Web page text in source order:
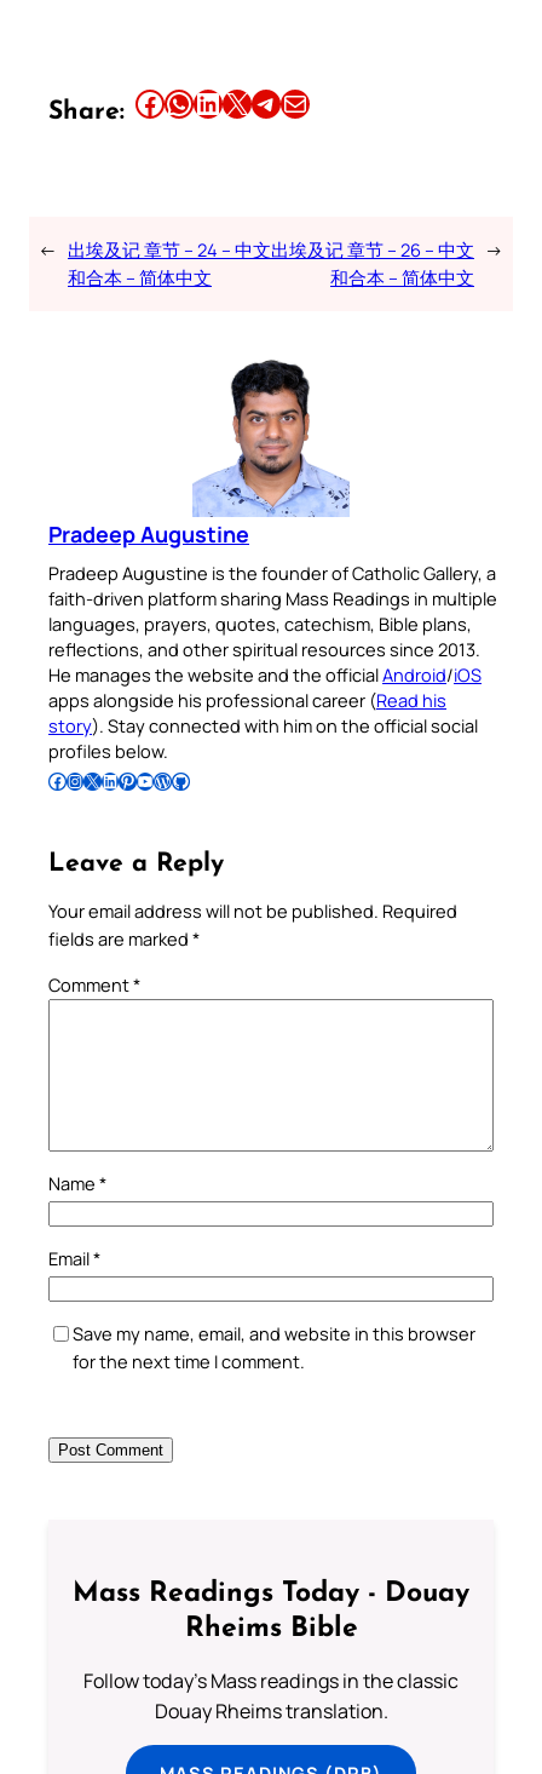
Share: Share this article on Facebook Share this article on WhatsApp Share this article on LinkedIn Share this article on X Share this article on TelegramEmail this Article
← 出埃及记 章节 – 24 – 中文
和合本 – 简体中文
出埃及记 章节 – 26 – 中文
和合本 – 简体中文
→
Pradeep Augustine
Pradeep Augustine is the founder of Catholic Gallery, a
faith-driven platform sharing Mass Readings in multiple
languages, prayers, quotes, catechism, Bible plans,
reflections, and other spiritual resources since 2013.
He manages the website and the officialAndroid/iOS
apps alongside his professional career (Read his
story). Stay connected with him on the official social
profiles below.
Follow Pradeep on Facebook Follow Pradeep on InstagramFollow Pradeep on X Follow Pradeep on LinkedIn Follow Pradeep on Pinterest Subscribe to Pradeep’s Youtube Channel Follow Pradeep on WordPress Follow Pradeep on GitHub
Leave a Reply
Your email address will not be published. Required
fields are marked *
Comment*
Name *
Email*
Save my name, email, and website in this browser
for the next time I comment.
Mass Readings Today - Douay
Rheims Bible
Follow today's Mass readings in the classic
Douay Rheims translation.